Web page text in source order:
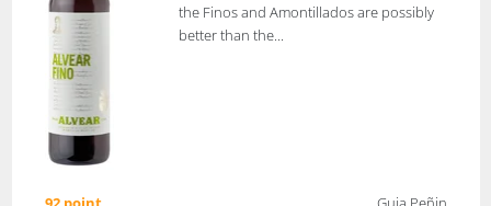
the Finos and Amontillados are possibly
better than the...